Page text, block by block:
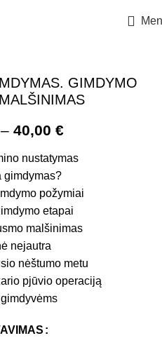
GIMDYMO
– 40,00 €
nustatymas
gimdymas?
požymiai
etapai
malšinimas
nejautra
nėštumo metu
pjūvio operaciją